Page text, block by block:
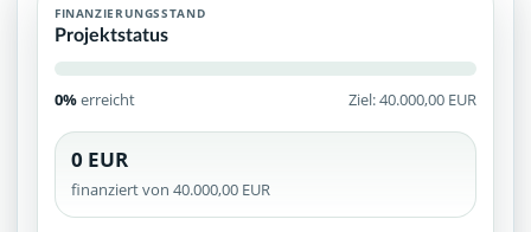
FINANZIERUNGSSTAND
Projektstatus
0%erreicht Ziel: 40.000,00 EUR
0 EUR
finanziert von 40.000,00 EUR